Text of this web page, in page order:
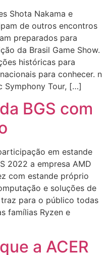
Shota Nakama e
de outros encontros
preparados para
da Brasil Game Show.
históricas para
para conhecer. n
Symphony Tour, […]
BGS com
em estande
2022 a empresa AMD
com estande próprio
e soluções de
para o público todas
famílias Ryzen e
a ACER